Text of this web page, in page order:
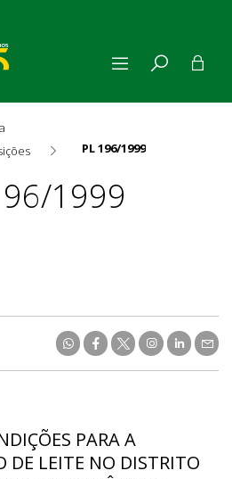
PL 196/1999
1999
PARA A
DE LEITE NO DISTRITO